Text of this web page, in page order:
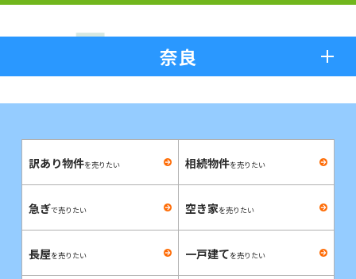
奈良
訳あり物件を売りたい 相続物件を売りたい
急ぎで売りたい 空き家を売りたい
長屋を売りたい 一戸建てを売りたい